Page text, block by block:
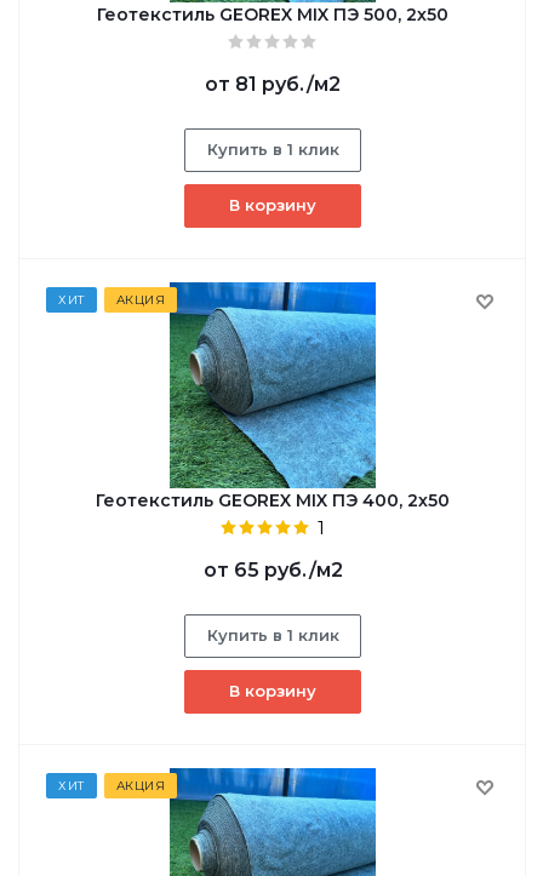
Геотекстиль GEOREX MIX ПЭ 500, 2х50
от 81 руб./м2
Купить в 1 клик
В корзину
ХИТ АКЦИЯ
Геотекстиль GEOREX MIX ПЭ 400, 2х50
1
от 65 руб./м2
Купить в 1 клик
В корзину
ХИТ АКЦИЯ